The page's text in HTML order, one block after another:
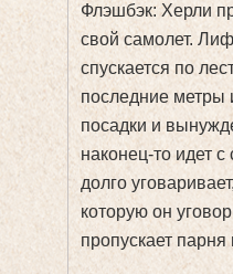
Флэшбэк: Херли
свой самолет.
спускается по
последние метры
посадки и
наконец-то идет
долго
которую он
пропускает